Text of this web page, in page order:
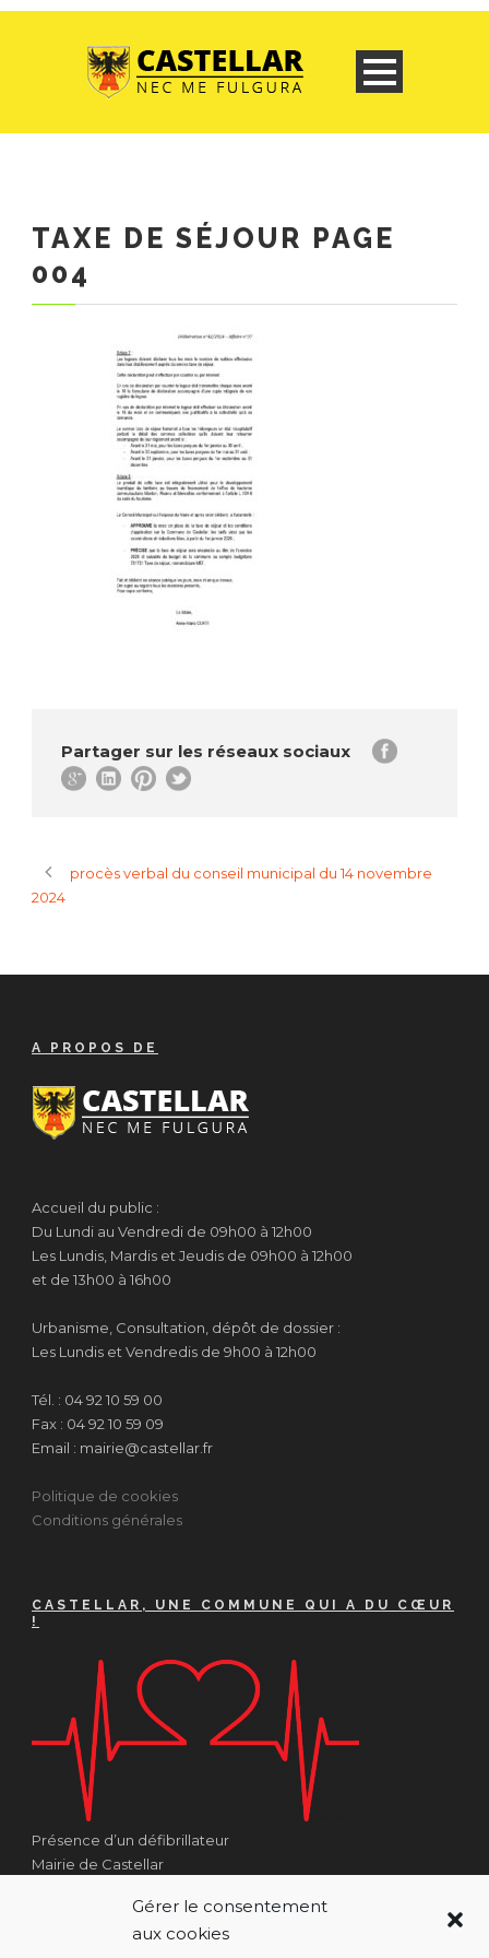
Gérer le consentement
aux cookies
TAXE DE SÉJOUR PAGE
004
Partager sur les réseaux sociaux
procès verbal du conseil municipal du 14 novembre
2024
A PROPOS DE
Accueil du public :
Du Lundi au Vendredi de 09h00 à 12h00
Les Lundis, Mardis et Jeudis de 09h00 à 12h00
et de 13h00 à 16h00
Urbanisme, Consultation, dépôt de dossier :
Les Lundis et Vendredis de 9h00 à 12h00
Tél. : 04 92 10 59 00
Fax : 04 92 10 59 09
Email : mairie@castellar.fr
Politique de cookies
Conditions générales
CASTELLAR, UNE COMMUNE QUI A DU CŒUR
!
Présence d’un défibrillateur
Mairie de Castellar
Côté Escalier Rue Sarrail
06500 Castellar